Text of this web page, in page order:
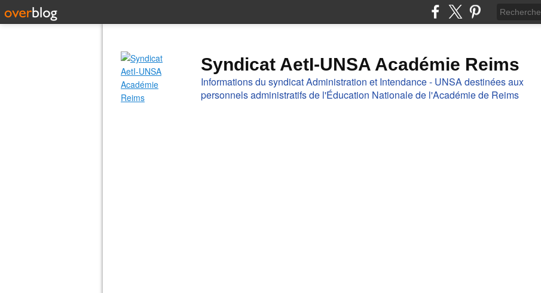
Syndicat AetI-UNSA Académie Reims
Informations du syndicat Administration et Intendance - UNSA destinées aux
personnels administratifs de l'Éducation Nationale de l'Académie de Reims